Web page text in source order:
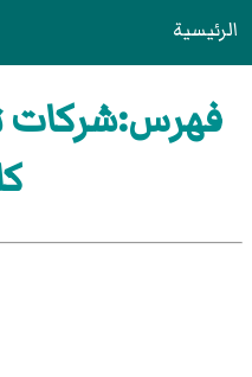
الرئيسية
فهرس:شركات